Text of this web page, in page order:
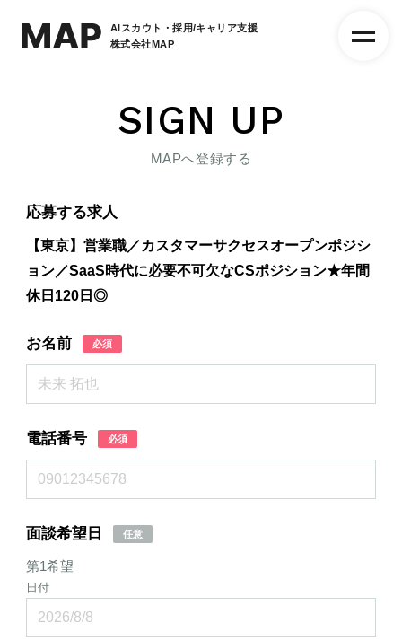
AIスカウト・採用/キャリア支援
株式会社MAP
SIGN UP
MAPへ登録する
応募する求人
【東京】営業職／カスタマーサクセスオープンポジシ
ョン／SaaS時代に必要不可欠なCSポジション★年間
休日120日◎
お名前 必須
電話番号 必須
面談希望日 任意
第1希望
日付